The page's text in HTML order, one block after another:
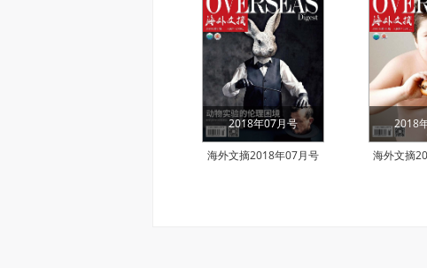
2018年07月号
海外文摘2018年07月号
2018
海外文摘